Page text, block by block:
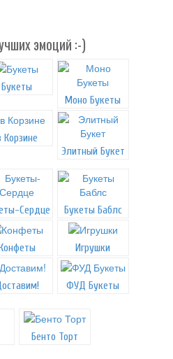
эмоций :-)
Букеты
Моно Букеты
Корзине
Элитный Букет
Сердце Букеты Баблс
Игрушки
ФУД Букеты
Бенто Торт